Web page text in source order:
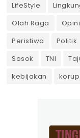
LifeStyle
Olah Raga
Opini
Peristiwa
Politik
Sosok
TNI
kebijakan